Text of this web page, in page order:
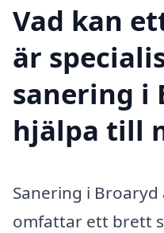
Vad kan
är
sanering i
hjälpa till
Sanering i
omfattar ett brett